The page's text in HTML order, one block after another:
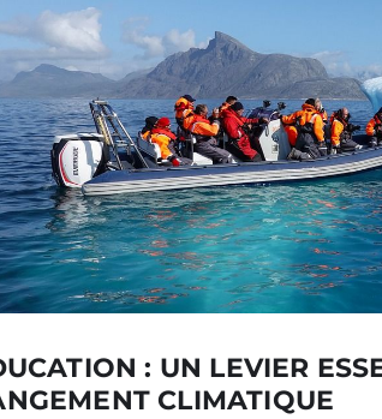
: UN LEVIER
CLIMATIQUE